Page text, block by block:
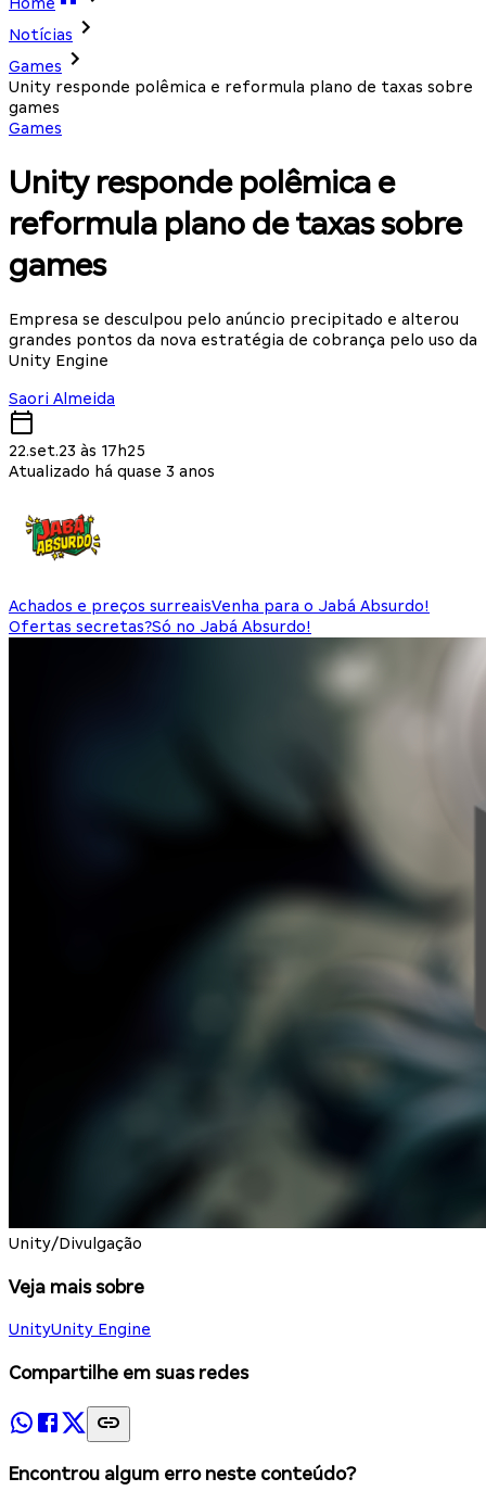
Notícias
Games
Unity responde polêmica e reformula plano de taxas sobre
games
Games
Unity responde polêmica e
reformula plano de taxas sobre
games
Empresa se desculpou pelo anúncio precipitado e alterou
grandes pontos da nova estratégia de cobrança pelo uso da
Unity Engine
Saori Almeida
22.set.23 às 17h25
Atualizado há quase 3 anos
Achados e preços surreaisVenha para o Jabá Absurdo!
Ofertas secretas?Só no Jabá Absurdo!
Unity/Divulgação
Veja mais sobre
UnityUnity Engine
Compartilhe em suas redes
Encontrou algum erro neste conteúdo?